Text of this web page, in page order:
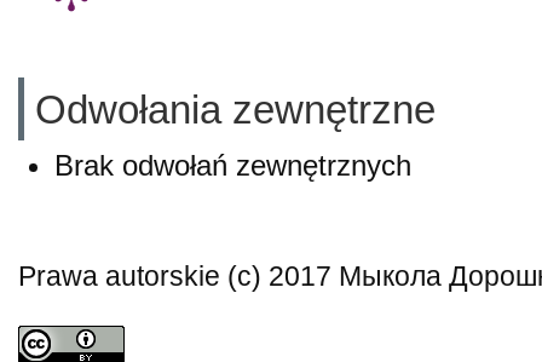
Odwołania zewnętrzne
Brak odwołań zewnętrznych
Prawa autorskie (c) 2017 Мыкола